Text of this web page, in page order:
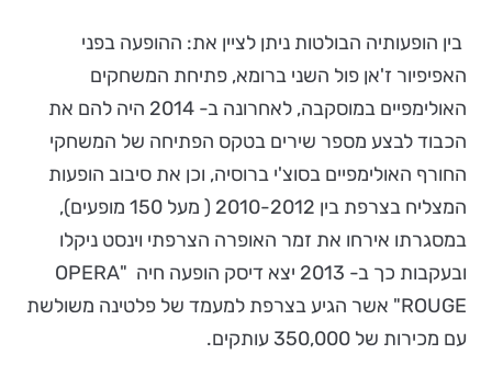
בין הופעותיה הבולטות ניתן לציין את: ההופעה בפני
האפיפיור ז'אן פול השני ברומא, פתיחת המשחקים
האולימפיים במוסקבה, לאחרונה ב- 2014 היה להם את
הכבוד לבצע מספר שירים בטקס הפתיחה של המשחקי
החורף האולימפיים בסוצ'י ברוסיה, וכן את סיבוב הופעות
המצליח בצרפת בין 2010-2012 ( מעל 150 מופעים),
במסגרתו אירחו את זמר האופרה הצרפתי וינסט ניקלו
ובעקבות כך ב- 2013 יצא דיסק הופעה חיה "OPERA
ROUGE" אשר הגיע בצרפת למעמד של פלטינה משולשת
עם מכירות של 350,000 עותקים.